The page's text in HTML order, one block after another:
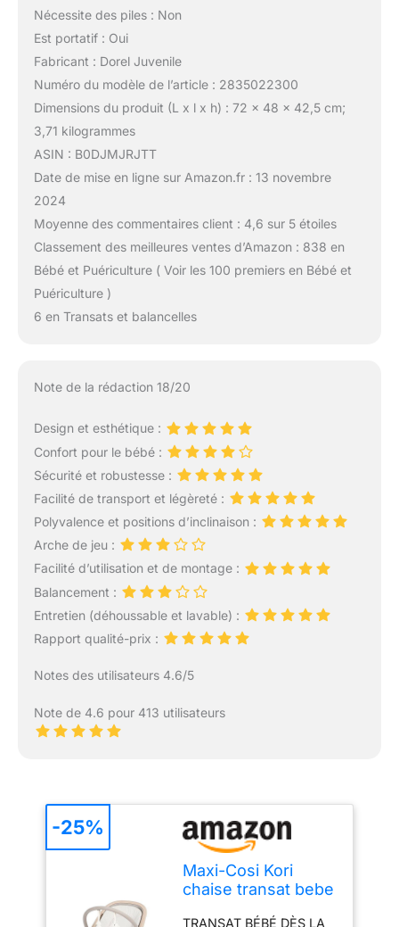
Nécessite des piles : Non
Est portatif : Oui
Fabricant : Dorel Juvenile
Numéro du modèle de l’article : 2835022300
Dimensions du produit (L x l x h) : 72 x 48 x 42,5 cm;
3,71 kilogrammes
ASIN : B0DJMJRJTT
Date de mise en ligne sur Amazon.fr : 13 novembre
2024
Moyenne des commentaires client : 4,6 sur 5 étoiles
Classement des meilleures ventes d’Amazon : 838 en
Bébé et Puériculture ( Voir les 100 premiers en Bébé et
Puériculture )
6 en Transats et balancelles
Note de la rédaction 18/20
Design et esthétique :
Confort pour le bébé :
Sécurité et robustesse :
Facilité de transport et légèreté :
Polyvalence et positions d’inclinaison :
Arche de jeu :
Facilité d’utilisation et de montage :
Balancement :
Entretien (déhoussable et lavable) :
Rapport qualité-prix :
Notes des utilisateurs 4.6/5
Note de 4.6 pour 413 utilisateurs
Maxi-Cosi Kori
chaise transat bebe
TRANSAT BÉBÉ DÈS LA
-25%